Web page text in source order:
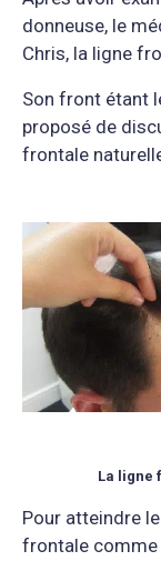
donneuse, le
Chris, la ligne
Son front étant
proposé de
frontale
La ligne
Pour atteindre
frontale comme